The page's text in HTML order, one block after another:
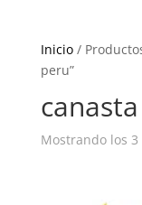
Inicio/
peru”
Mostrando los